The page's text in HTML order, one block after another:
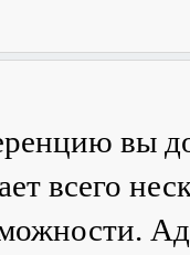
вы
всего